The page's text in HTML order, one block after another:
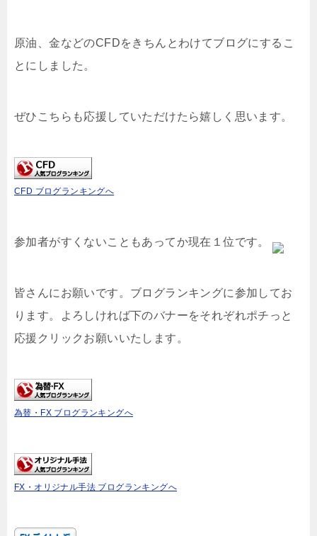
原油、金などのCFDをきちんとわけてブログにするこ
とにしました。
ぜひこちらも応援していただけたら嬉しく思います。
CFD ブログランキングへ
参加者がすくないこともあってか現在１位です。
皆さんにお願いです。ブログランキングに参加してお
ります。よろしければ下のバナーをそれぞれポチっと
応援クリックお願いいたします。
為替・FX ブログランキングへ
FX・オリジナル手法 ブログランキングへ